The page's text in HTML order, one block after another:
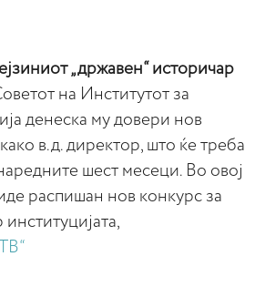
„државен“ историчар
на Институтот за
денеска му довери нов
в.д. директор, што ќе треба
шест месеци. Во овој
распишан нов конкурс за